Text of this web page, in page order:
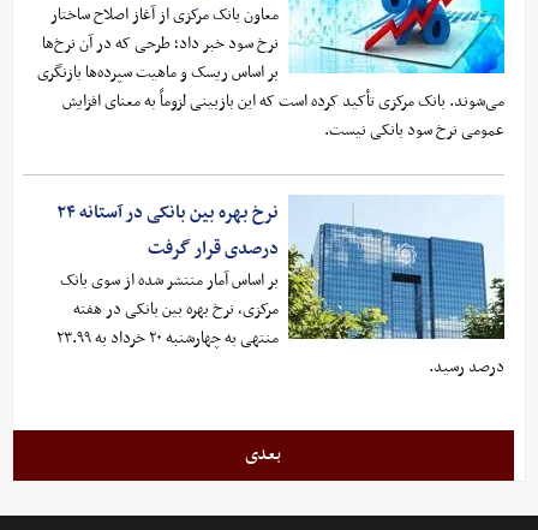
معاون بانک مرکزی از آغاز اصلاح ساختار
نرخ سود خبر داد؛ طرحی که در آن نرخ‌ها
بر اساس ریسک و ماهیت سپرده‌ها بازنگری
می‌شوند. بانک مرکزی تأکید کرده است که این بازبینی لزوماً به معنای افزایش
عمومی نرخ سود بانکی نیست.
نرخ بهره بین بانکی در آستانه ۲۴
درصدی قرار گرفت
بر اساس آمار منتشر شده از سوی بانک
مرکزی، نرخ بهره بین بانکی در هفته
منتهی به چهارشنبه ۲۰ خرداد به ۲۳.۹۹
درصد رسید.
بعدی